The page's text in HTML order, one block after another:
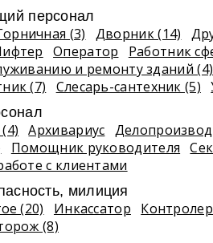
персонал
(3) Дворник (14)
Оператор
Работник
и ремонту зданий (4)
(7)
Слесарь-сантехник (5)
Архивариус
Помощник руководителя
с клиентами
милиция
(20) Инкассатор
(8)